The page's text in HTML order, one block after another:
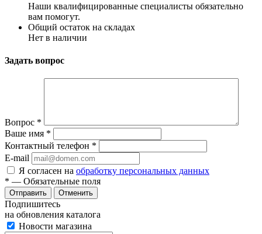
Наши квалифицированные специалисты обязательно
вам помогут.
Общий остаток на складах
Нет в наличии
Задать вопрос
Вопрос *
Ваше имя *
Контактный телефон *
E-mail
Я согласен на обработку персональных данных
* — Обязательные поля
Отменить
Подпишитесь
на обновления каталога
Новости магазина